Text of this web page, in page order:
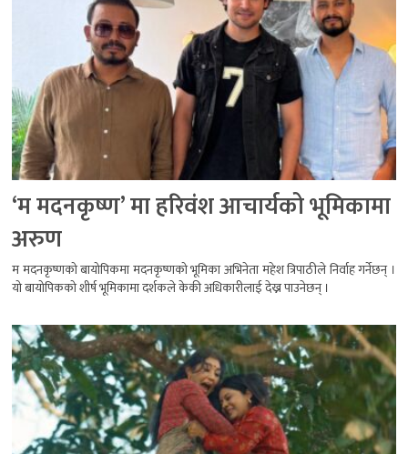
‘म मदनकृष्ण’ मा हरिवंश आचार्यको भूमिकामा
अरुण
म मदनकृष्णको बायोपिकमा मदनकृष्णको भूमिका अभिनेता महेश त्रिपाठीले निर्वाह गर्नेछन् ।
यो बायोपिकको शीर्ष भूमिकामा दर्शकले केकी अधिकारीलाई देख्न पाउनेछन् ।